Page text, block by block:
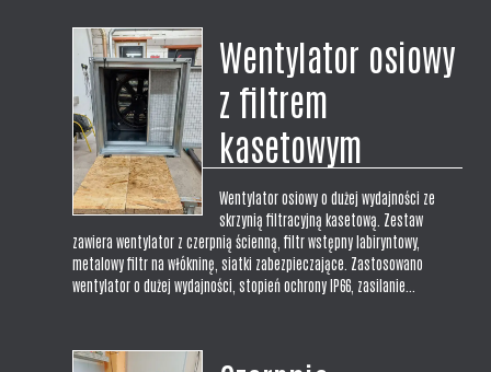
Wentylator osiowy
z filtrem
kasetowym
Wentylator osiowy o dużej wydajności ze
skrzynią filtracyjną kasetową. Zestaw
zawiera wentylator z czerpnią ścienną, filtr wstępny labiryntowy,
metalowy filtr na włókninę, siatki zabezpieczające. Zastosowano
wentylator o dużej wydajności, stopień ochrony IP66, zasilanie...